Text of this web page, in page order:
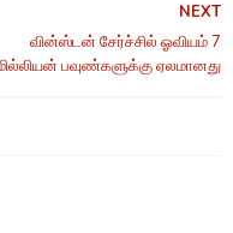
NEXT
வின்ஸ்டன் சேர்ச்சில் ஓவியம் 7
பவுண்களுக்கு ஏலமானது